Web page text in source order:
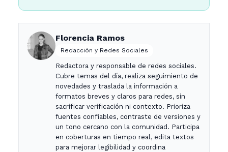
Florencia Ramos
Redacción y Redes Sociales
Redactora y responsable de redes sociales.
Cubre temas del día, realiza seguimiento de
novedades y traslada la información a
formatos breves y claros para redes, sin
sacrificar verificación ni contexto. Prioriza
fuentes confiables, contraste de versiones y
un tono cercano con la comunidad. Participa
en coberturas en tiempo real, edita textos
para mejorar legibilidad y coordina